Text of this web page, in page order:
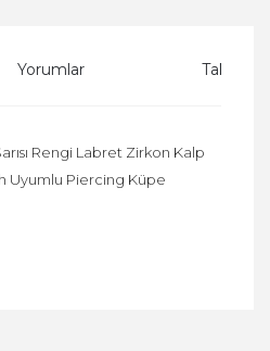
Yorumlar Taksit
Rengi Labret Zirkon Kalp
Uyumlu Piercing Küpe